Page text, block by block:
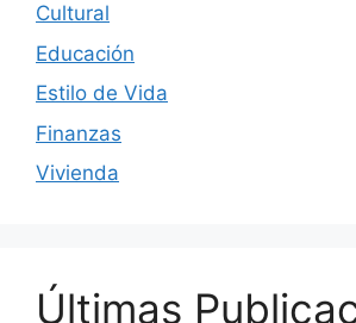
Cultural
Educación
Estilo de Vida
Finanzas
Vivienda
Últimas